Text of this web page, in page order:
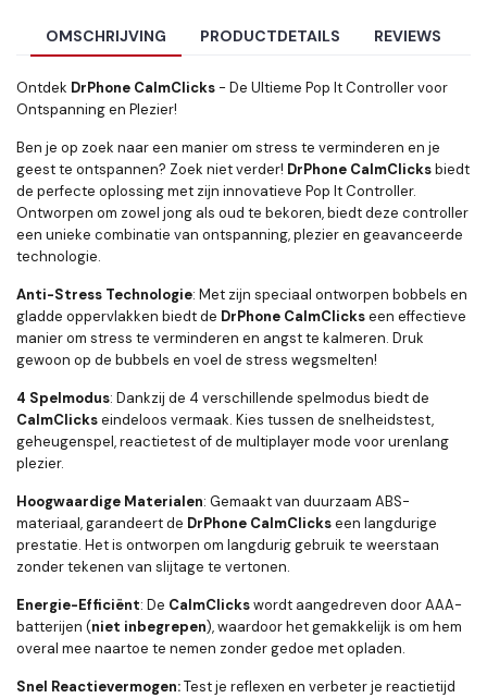
OMSCHRIJVING PRODUCTDETAILS REVIEWS
Ontdek DrPhone CalmClicks - De Ultieme Pop It Controller voor
Ontspanning en Plezier!
Ben je op zoek naar een manier om stress te verminderen en je
geest te ontspannen? Zoek niet verder! DrPhone CalmClicksbiedt
de perfecte oplossing met zijn innovatieve Pop It Controller.
Ontworpen om zowel jong als oud te bekoren, biedt deze controller
een unieke combinatie van ontspanning, plezier en geavanceerde
technologie.
Anti-Stress Technologie: Met zijn speciaal ontworpen bobbels en
gladde oppervlakken biedt de DrPhone CalmClickseen effectieve
manier om stress te verminderen en angst te kalmeren. Druk
gewoon op de bubbels en voel de stress wegsmelten!
4 Spelmodus: Dankzij de 4 verschillende spelmodus biedt de
CalmClickseindeloos vermaak. Kies tussen de snelheidstest,
geheugenspel, reactietest of de multiplayer mode voor urenlang
plezier.
Hoogwaardige Materialen: Gemaakt van duurzaam ABS-
materiaal, garandeert de DrPhone CalmClickseen langdurige
prestatie. Het is ontworpen om langdurig gebruik te weerstaan
zonder tekenen van slijtage te vertonen.
Energie-Efficiënt: De CalmClickswordt aangedreven door AAA-
batterijen (niet inbegrepen), waardoor het gemakkelijk is om hem
overal mee naartoe te nemen zonder gedoe met opladen.
Snel Reactievermogen:Test je reflexen en verbeter je reactietijd